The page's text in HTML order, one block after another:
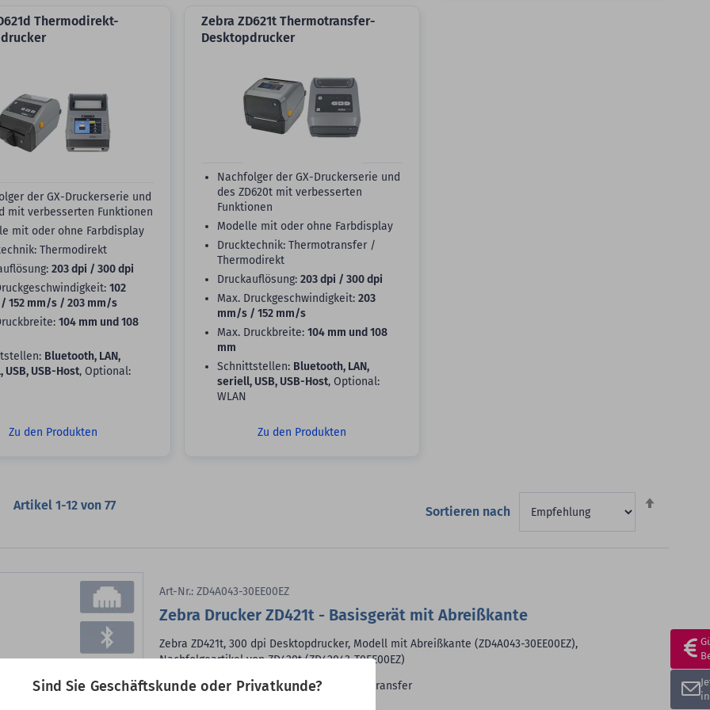
Sind Sie Geschäftskunde oder Privatkunde?
Thermodirekt-
der GX-Druckerserie und
mit verbesserten Funktionen
mit oder ohne Farbdisplay
Thermodirekt
203 dpi / 300 dpi
102
152 mm/s / 203 mm/s
104 mm und 108
Bluetooth, LAN,
USB-Host, Optional:
Zu den Produkten
Zebra ZD621t Thermotransfer-
Desktopdrucker
Nachfolger der GX-Druckerserie und
des ZD620t mit verbesserten
Funktionen
Modelle mit oder ohne Farbdisplay
Drucktechnik: Thermotransfer /
Thermodirekt
Druckauflösung: 203 dpi / 300 dpi
Max. Druckgeschwindigkeit: 203
mm/s / 152 mm/s
Max. Druckbreite: 104 mm und 108
mm
Schnittstellen: Bluetooth, LAN,
seriell, USB, USB-Host, Optional:
WLAN
Zu den Produkten
Artikel1-12 von77 Sortieren nach
Art-Nr.: ZD4A043-30EE00EZ
Zebra Drucker ZD421t - Basisgerät mit Abreißkante
Zebra ZD421t, 300 dpi Desktopdrucker, Modell mit Abreißkante (ZD4A043-30EE00EZ),
Nachfolgeartikel von ZD420t (ZD42043-T0EE00EZ)
Druckverfahren:Thermodirekt, Thermotransfer